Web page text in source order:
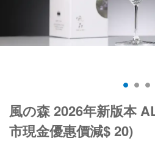
風の森 2026年新版本
市現金優惠價減$ 20)